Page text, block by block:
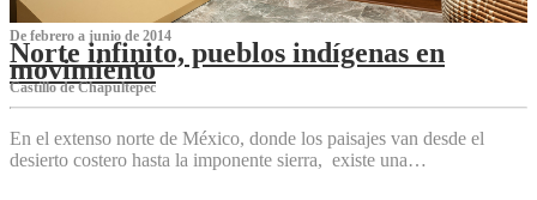
De febrero a junio de 2014
Norte infinito, pueblos indígenas en
movimiento
Castillo de Chapultepec
En el extenso norte de México, donde los paisajes van desde el
desierto costero hasta la imponente sierra, existe una…